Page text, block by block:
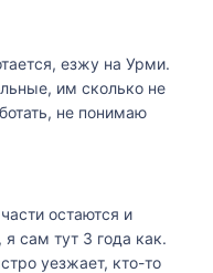
езжу на Урми.
им сколько не
не понимаю
остаются и
сам тут 3 года как.
уезжает, кто-то